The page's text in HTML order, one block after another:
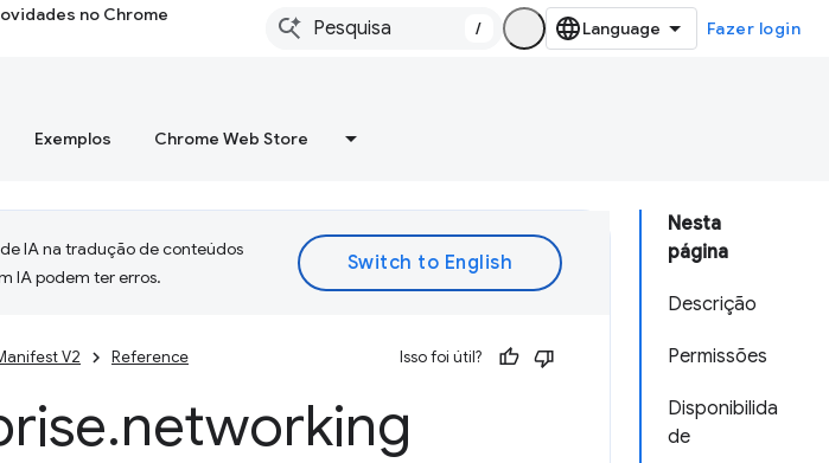
no Chrome
/ Fazer login
Exemplos Chrome Web Store
Nesta
página
Descrição
Permissões
Disponibilida
de
IA na tradução de conteúdos
IA podem ter erros.
V2 Reference Isso foi útil?
.networking